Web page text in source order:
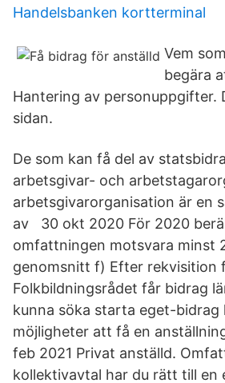
Handelsbanken kortterminal
Vem
begära
Hantering av personuppgifter.
sidan.
De som kan få del av
arbetsgivar- och
arbetsgivarorganisation är en
av 30 okt 2020 För 2020
omfattningen motsvara minst
genomsnitt f) Efter rekvisition
Folkbildningsrådet får bidrag
kunna söka starta eget-bidrag
möjligheter att få en
feb 2021 Privat anställd.
kollektivavtal har du rätt till en